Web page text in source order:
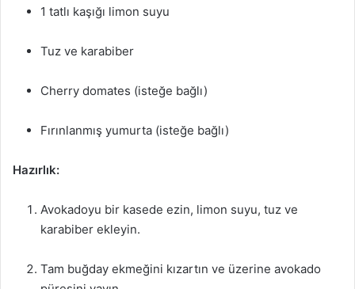
1 tatlı kaşığı limon suyu
Tuz ve karabiber
Cherry domates (isteğe bağlı)
Fırınlanmış yumurta (isteğe bağlı)
Hazırlık:
Avokadoyu bir kasede ezin, limon suyu, tuz ve
karabiber ekleyin.
Tam buğday ekmeğini kızartın ve üzerine avokado